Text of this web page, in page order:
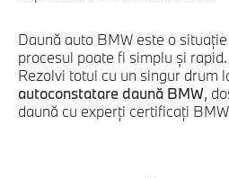
Daună auto BMW este o
procesul poate fi simplu și rapid.
Rezolvi totul cu un singur drum
autoconstatare daună BMW,
daună cu experți certificați